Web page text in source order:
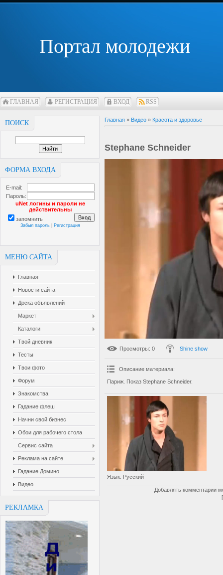
Портал молодежи
ГЛАВНАЯ РЕГИСТРАЦИЯ ВХОД RSS
ПОИСК
ФОРМА ВХОДА
E-mail:
Пароль:
uNet логины и пароли не
действительны
запомнить
Забыл пароль Регистрация
МЕНЮ САЙТА
Главная
Новости сайта
Доска объявлений
Маркет
Каталоги
Твой дневник
Тесты
Твои фото
Форум
Знакомства
Гадание флеш
Начни свой бизнес
Обои для рабочего стола
Сервис сайта
Реклама на сайте
Гадание Домино
Видео
РЕКЛАМКА
Главная » Видео » Красота и здоровье
Stephane Schneider
Просмотры: 0 Shine show
Описание материала:
Париж. Показ Stephane Schneider.
Язык: Русский
Добавлять комментарии